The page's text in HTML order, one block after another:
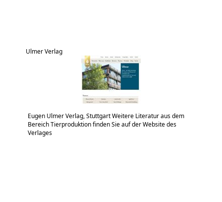
Ulmer Verlag
Eugen Ulmer Verlag, Stuttgart Weitere Literatur aus dem
Bereich Tierproduktion finden Sie auf der Website des
Verlages